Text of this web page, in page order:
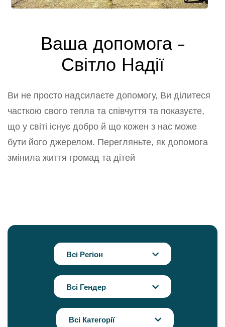
Ваша допомога -
Світло Надії
Ви не просто надсилаєте допомогу, Ви ділитеся
часткою свого тепла та співчуття та показуєте,
що у світі існує добро й що кожен з нас може
бути його джерелом. Перегляньте, як допомога
змінила життя громад та дітей
Всі Регіон
Всі Гендер
Всі Категорії